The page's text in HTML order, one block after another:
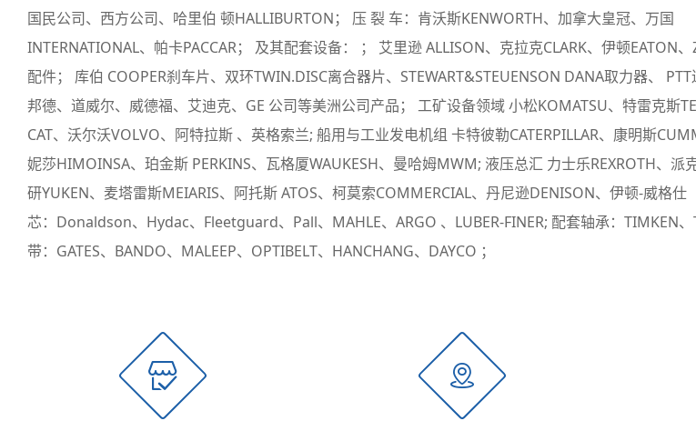
国民公司、西方公司、哈里伯 顿HALLIBURTON； 压 裂 车：肯沃斯KENWORTH、加拿大皇冠、万国
INTERNATIONAL、帕卡PACCAR； 及其配套设备： ； 艾里逊 ALLISON、克拉克CLARK、伊顿EATON
配件； 库伯 COOPER刹车片、双环TWIN.DISC离合器片、STEWART&STEUENSON DANA取力器、
邦德、道威尔、威德福、艾迪克、GE 公司等美洲公司产品； 工矿设备领域 小松KOMATSU、特雷克斯
CAT、沃尔沃VOLVO、阿特拉斯 、英格索兰; 船用与工业发电机组 卡特彼勒CATERPILLAR、康明斯
妮莎HIMOINSA、珀金斯 PERKINS、瓦格厦WAUKESH、曼哈姆MWM; 液压总汇 力士乐REXROTH、
研YUKEN、麦塔雷斯MEIARIS、阿托斯 ATOS、柯莫索COMMERCIAL、丹尼逊DENISON、伊顿-威格
芯：Donaldson、Hydac、Fleetguard、Pall、MAHLE、ARGO 、LUBER-FINER; 配套轴承：TIMKEN
带：GATES、BANDO、MALEEP、OPTIBELT、HANCHANG、DAYCO ；